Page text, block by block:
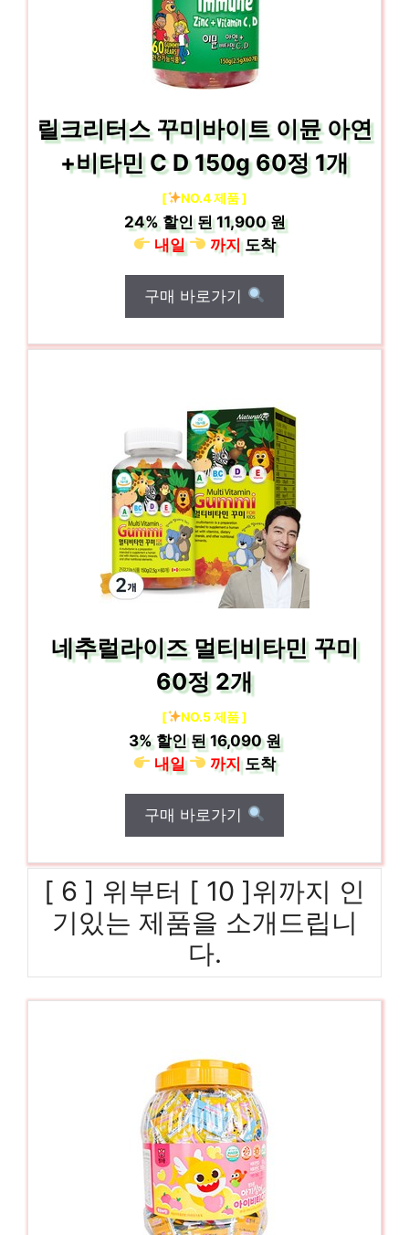
릴크리터스 꾸미바이트 이뮨 아연
+비타민 C D 150g 60정 1개
[ NO.4 제품 ]
24%할인 된11,900 원
내일
까지도착
구매 바로가기
네추럴라이즈 멀티비타민 꾸미
60정 2개
[ NO.5 제품 ]
3%할인 된16,090 원
내일
까지도착
구매 바로가기
[ 6 ] 위부터 [ 10 ]위까지 인
기있는 제품을 소개드립니
다.